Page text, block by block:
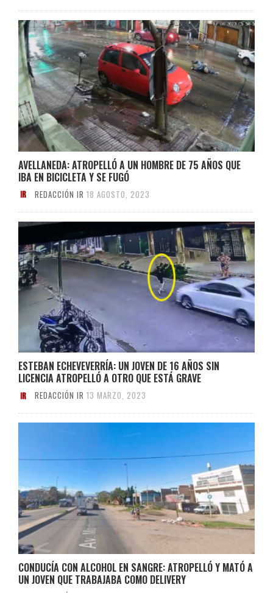
AVELLANEDA: ATROPELLÓ A UN HOMBRE DE 75 AÑOS QUE
IBA EN BICICLETA Y SE FUGÓ
REDACCIÓN IR 18 AGOSTO, 2023
ESTEBAN ECHEVEVERRÍA: UN JOVEN DE 16 AÑOS SIN
LICENCIA ATROPELLÓ A OTRO QUE ESTÁ GRAVE
REDACCIÓN IR 13 MARZO, 2023
CONDUCÍA CON ALCOHOL EN SANGRE: ATROPELLÓ Y MATÓ A
UN JOVEN QUE TRABAJABA COMO DELIVERY